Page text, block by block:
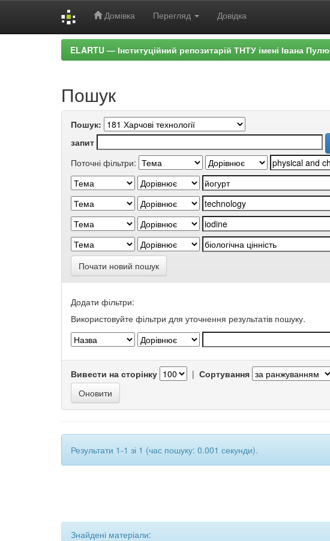
Домівка Перегляд Довідка
ELARTU — Інституційний репозитарій ТНТУ імені Івана
Пошук
Пошук:
запит
Поточні фільтри:
Почати новий пошук
Додати фільтри:
Використовуйте фільтри для уточнення результатів пошуку.
Вивести на сторінку | Сортування
Результати 1-1 зі 1 (час пошуку: 0.001 секунди).
Знайдені матеріали: